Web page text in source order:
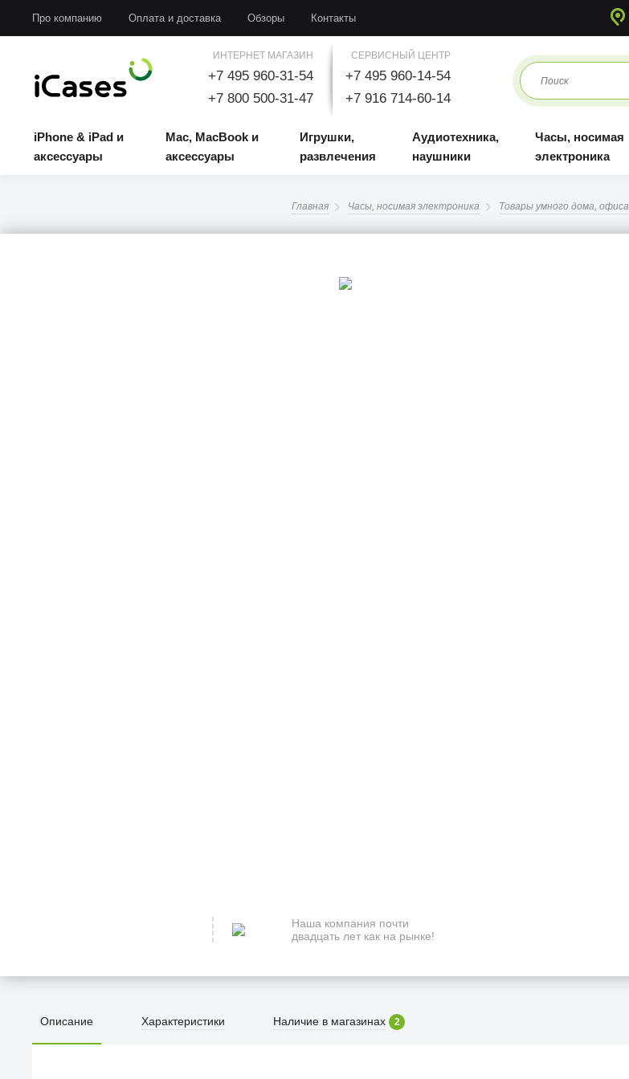
Про компанию Оплата и доставка Обзоры Контакты
ИНТЕРНЕТ МАГАЗИН
+7 495 960-31-54
+7 800 500-31-47
СЕРВИСНЫЙ ЦЕНТР
+7 495 960-14-54
+7 916 714-60-14
iPhone & iPad и
аксессуары
Mac, MacBook и
аксессуары
Игрушки,
развлечения
Аудиотехника,
наушники
Часы, носимая
электроника
Главная Часы, носимая электроника Товары умного дома, офиса
Наша компания почти
двадцать лет как на рынке!
Описание Характеристики Наличие в магазинах 2